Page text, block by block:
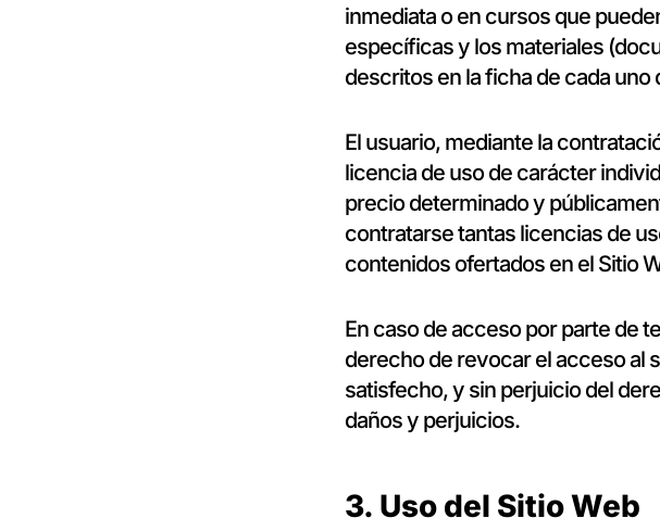
inmediata o en cursos que
específicas y los materiales
descritos en la ficha de cada
El usuario, mediante la
licencia de uso de carácter
precio determinado y
contratarse tantas licencias de
contenidos ofertados en el Sitio
En caso de acceso por parte de
derecho de revocar el acceso al
satisfecho, y sin perjuicio del
daños y perjuicios.
3. Uso del Sitio Web